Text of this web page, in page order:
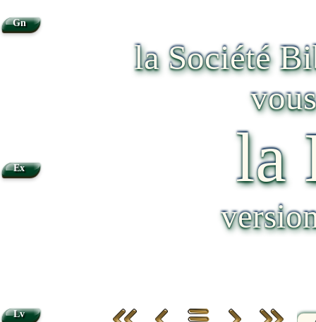
la Société
la
Gn
Ex
Lv